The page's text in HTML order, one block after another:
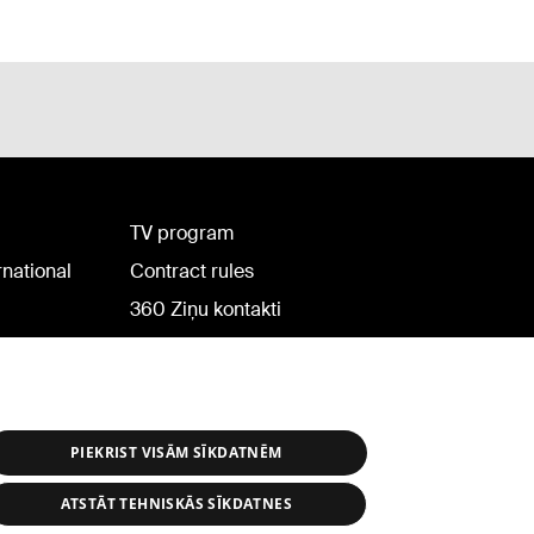
TV program
Contract rules
360 Ziņu kontakti
PIEKRIST VISĀM SĪKDATNĒM
ATSTĀT TEHNISKĀS SĪKDATNES